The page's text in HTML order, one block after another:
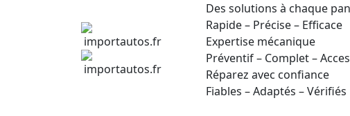
Des solutions à chaque
Rapide – Précise – Efficace
Expertise mécanique
Préventif – Complet –
Réparez avec confiance
Fiables – Adaptés – Vérifiés